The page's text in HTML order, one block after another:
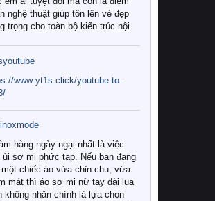
nghệ thuật giúp tôn lên vẻ đẹp
trọng cho toàn bộ kiến trúc nội
nhiên, giữa thị trường đa dạng
vàn thương hiệu và mẫu mã
hiện nay, làm thế nào để chọn
những bộ chăn ga gối đệm cao
thực sự chất lượng, phù hợp với
và nhu cầu sử dụng của gia
Hãy cùng chúng tôi đi tìm lời
đáp chi tiết qua bài viết dưới đây.
sao các gia đình hiện đại lại ưa
chăn ga gối đệm cao cấp?
www-yt1s.click/youtube-to-
hàng ngày ngại nhất là việc
ủi sơ mi phức tạp. Nếu bạn đang
chiếc áo vừa chỉn chu, vừa
mát thì áo sơ mi nữ tay dài lụa
không nhăn chính là lựa chọn